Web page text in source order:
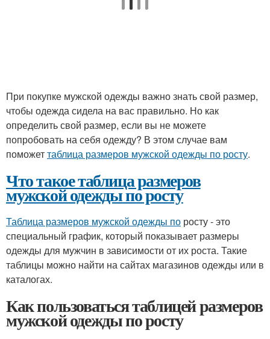
При покупке мужской одежды важно знать свой размер,
чтобы одежда сидела на вас правильно. Но как
определить свой размер, если вы не можете
попробовать на себя одежду? В этом случае вам
поможеттаблица размеров мужской одежды по росту.
Что такое таблица размеров
мужской одежды по росту
Таблица размеров мужской одежды по росту - это
специальный график, который показывает размеры
одежды для мужчин в зависимости от их роста. Такие
таблицы можно найти на сайтах магазинов одежды или в
каталогах.
Как пользоваться таблицей размеров
мужской одежды по росту